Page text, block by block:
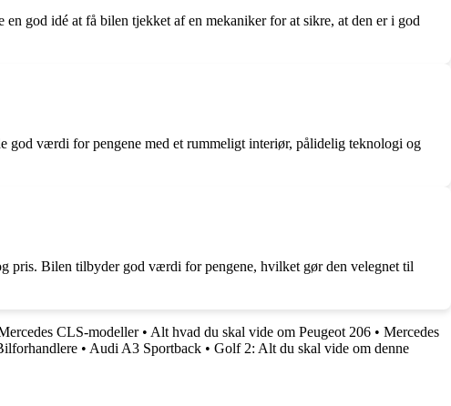
god idé at få bilen tjekket af en mekaniker for at sikre, at den er i god
god værdi for pengene med et rummeligt interiør, pålidelig teknologi og
pris. Bilen tilbyder god værdi for pengene, hvilket gør den velegnet til
CLS-modeller• Alt hvad du skal vide om Peugeot 206 • Mercedes
• Audi A3 Sportback • Golf 2: Alt du skal vide om denne